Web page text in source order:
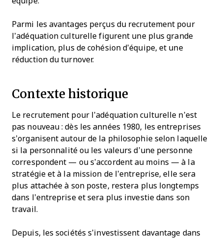
Parmi les avantages perçus du recrutement pour
l’adéquation culturelle figurent une plus grande
implication, plus de cohésion d’équipe, et une
réduction du turnover.
Contexte historique
Le recrutement pour l’adéquation culturelle n’est
pas nouveau : dès les années 1980, les entreprises
s’organisent autour de la philosophie selon laquelle
si la personnalité ou les valeurs d’une personne
correspondent — ou s’accordent au moins — à la
stratégie et à la mission de l’entreprise, elle sera
plus attachée à son poste, restera plus longtemps
dans l’entreprise et sera plus investie dans son
travail.
Depuis, les sociétés s’investissent davantage dans